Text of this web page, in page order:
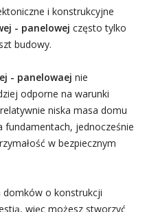
i konstrukcyjne
- panelowej często tylko
budowy.
- panelowaej nie
odporne na warunki
niska masa domu
fundamentach, jednocześnie
w bezpiecznym
domków o konstrukcji
więc możesz stworzyć